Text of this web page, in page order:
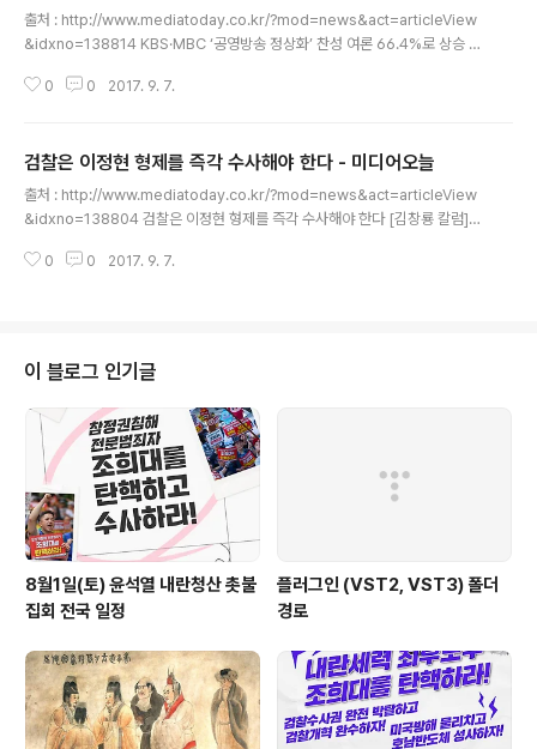
출처 : http://www.mediatoday.co.kr/?mod=news&act=articleView
&idxno=138814 KBS·MBC ‘공영방송 정상화’ 찬성 여론 66.4%로 상승 tb
늘·에스티아이 조사보다 6%p 상승 강성원 기자 sejouri@mediatoday.co.
후 공영방송 파업을 지지한다는 국민 여론이 더 높아진 것으로 나타났다. 리얼
미터가 tbs 의뢰로 지난 6일 하루 동안 전국 19세 이상 성인 521명을 상대로
설문한 결과 파업 중인 M..
0 0 2017. 9. 7.
검찰은 이정현 형제를 즉각 수사해야 한다 - 미디어오늘
출처 : http://www.mediatoday.co.kr/?mod=news&act=articleView
&idxno=138804 검찰은 이정현 형제를 즉각 수사해야 한다 [김창룡 칼럼]
과 교수 cykim0405@hanmail.net 2017년 09월 07일 목요일 박근혜 정
최근 이 의원의 친동생 이양현 YTN 콘텐츠제작팀 부국장이 한국항공우주산업
(KAI)에 자신의 조카를 부정하게 입사시켰다는 의혹이 제..
0 0 2017. 9. 7.
이 블로그 인기글
8월1일(토) 윤석열 내란청산 촛불
집회 전국 일정
플러그인 (VST2, VST3) 폴더
경로